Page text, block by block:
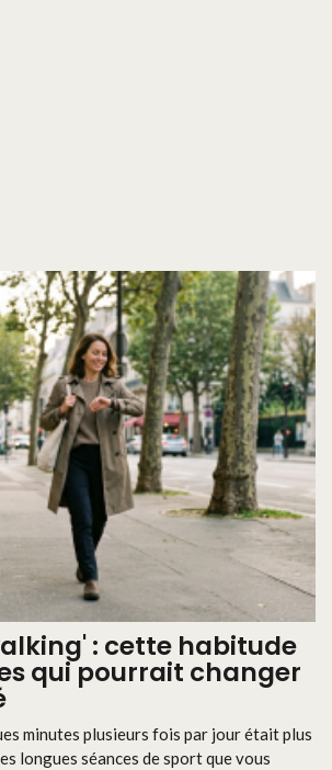
: cette habitude
qui pourrait changer
minutes plusieurs fois par jour était plus
longues séances de sport que vous